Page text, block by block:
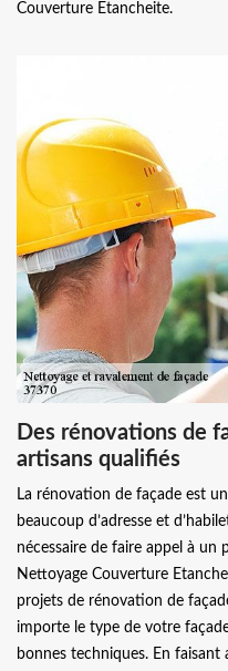
Couverture Etancheite.
Des rénovations de
artisans qualifiés
La rénovation de façade est
beaucoup d’adresse et
nécessaire de faire appel à
Nettoyage Couverture
projets de rénovation de
importe le type de votre
bonnes techniques. En